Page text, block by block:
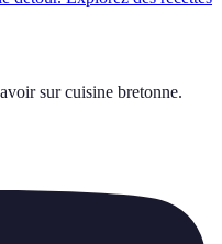
sur cuisine bretonne.